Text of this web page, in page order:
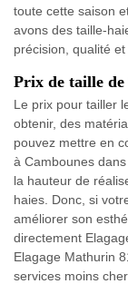
toute cette saison
avons des taille-
précision, qualité
Prix de taille de
Le prix pour tailler
obtenir, des
pouvez mettre en
à Cambounes
la hauteur de
haies. Donc, si
améliorer son
directement
Elagage Mathurin
services moins